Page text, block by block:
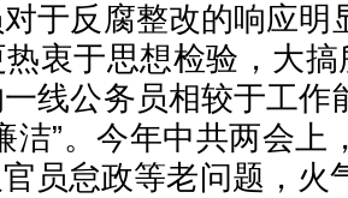
于反腐整改的响应明
衷于思想检验，大搞
线公务员相较于工作
洁”。今年中共两会上
员怠政等老问题，火